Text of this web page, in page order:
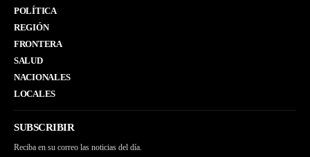
POLÍTICA
REGIÓN
FRONTERA
SALUD
NACIONALES
LOCALES
SUBSCRIBIR
Reciba en su correo las noticias del día.